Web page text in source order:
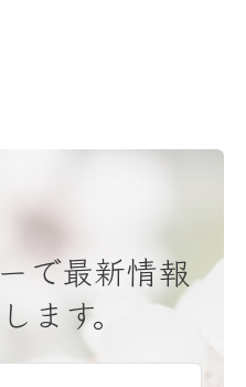
で最新情報
ます。